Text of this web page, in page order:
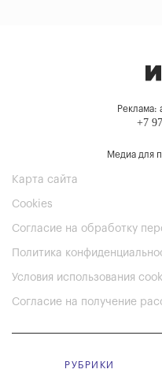
Реклама:
+7
Медиа для
Карта сайта
Cookies
Согласие на обработку
Политика
Условия использования
Согласие на получение
РУБРИКИ